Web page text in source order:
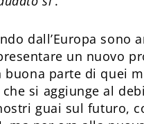
dall’Europa sono
un nuovo
parte di quei
si aggiunge al
guai sul futuro,